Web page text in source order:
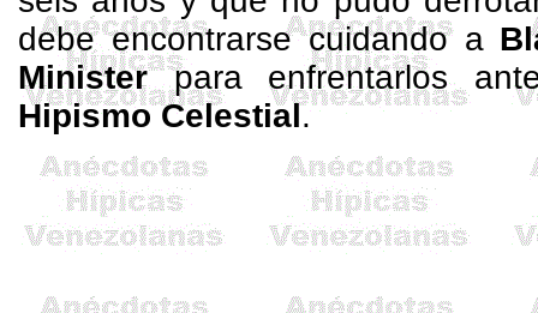
debe encontrarse cuidando a
Ministerpara enfrentarlos
Hipismo Celestial.